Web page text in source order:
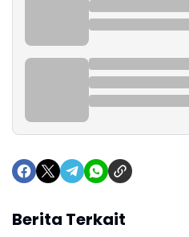
Berita Terkait